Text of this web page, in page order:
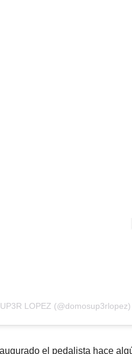
LOPEZ (@domosup3rlopez)
el pedalista hace